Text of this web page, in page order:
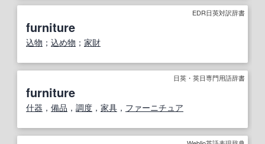
EDR日英対訳辞書
furniture
込物 ； 込め物 ； 家財
日英・英日専門用語辞書
furniture
什器 ， 備品 ， 調度 ， 家具 ， ファーニチュア